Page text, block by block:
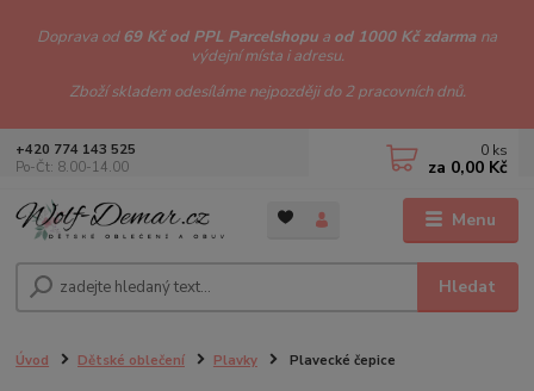
Doprava od69 Kč od PPL Parcelshopu a od 1000 Kč zdarma na
výdejní místa i adresu.
Zboží skladem odesíláme nejpozději do 2 pracovních dnů.
Menu
Hledat
+420 774 143 525
Po-Čt: 8.00-14.00
0 ks
za 0,00 Kč
Úvod Dětské oblečení Plavky Plavecké čepice